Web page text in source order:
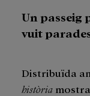
Un passeig
vuit
Distribuïda
història